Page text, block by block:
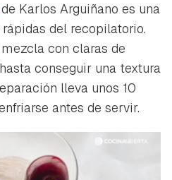
de Karlos Arguiñano es una
del recopilatorio.
con claras de
conseguir una textura
lleva unos 10
antes de servir.